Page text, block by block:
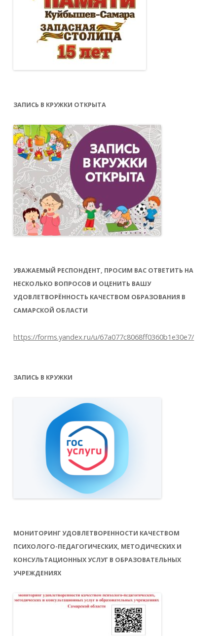
ЗАПИСЬ В КРУЖКИ ОТКРЫТА
УВАЖАЕМЫЙ РЕСПОНДЕНТ, ПРОСИМ ВАС ОТВЕТИТЬ НА
НЕСКОЛЬКО ВОПРОСОВ И ОЦЕНИТЬ ВАШУ
УДОВЛЕТВОРЁННОСТЬ КАЧЕСТВОМ ОБРАЗОВАНИЯ В
САМАРСКОЙ ОБЛАСТИ
https://forms.yandex.ru/u/67a077c8068ff0360b1e30e7/
ЗАПИСЬ В КРУЖКИ
МОНИТОРИНГ УДОВЛЕТВОРЕННОСТИ КАЧЕСТВОМ
ПСИХОЛОГО-ПЕДАГОГИЧЕСКИХ, МЕТОДИЧЕСКИХ И
КОНСУЛЬТАЦИОННЫХ УСЛУГ В ОБРАЗОВАТЕЛЬНЫХ
УЧРЕЖДЕНИЯХ